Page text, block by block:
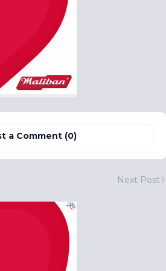
a Comment (0)
Next Post